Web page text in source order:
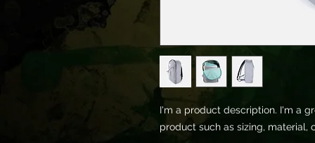
I'm a product description. I'm a
product such as sizing, material,